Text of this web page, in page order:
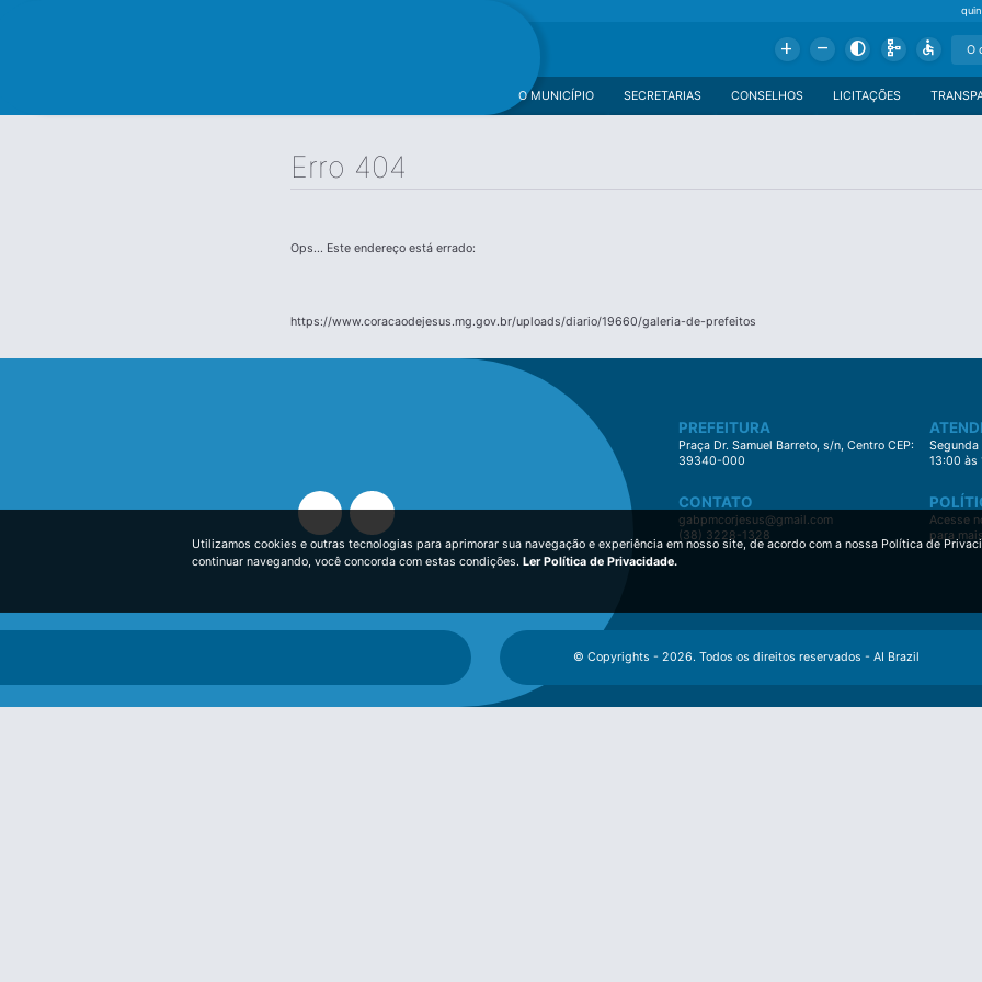
Add Remove Contrast Schema Accessible
LICITAÇÕES
CONSELHOS
SECRETARIAS
O MUNICÍPIO
Erro 404
Ops... Este endereço está errado:
https://www.coracaodejesus.mg.gov.br/uploads/diario/19660/galeria-de-prefeitos
PREFEITURA
Praça Dr. Samuel Barreto, s/n, Centro CEP:
39340-000
Segunda
13:00 às
CONTATO
gabpmcorjesus@gmail.com
(38) 3228-1328
Acesse
para
© Copyrights - 2026. Todos os direitos reservados - AI Brazil
Utilizamos cookies e outras tecnologias para aprimorar sua navegação e experiência em nosso site, de acordo com a nossa Política de
continuar navegando, você concorda com estas condições. Ler Política de Privacidade.